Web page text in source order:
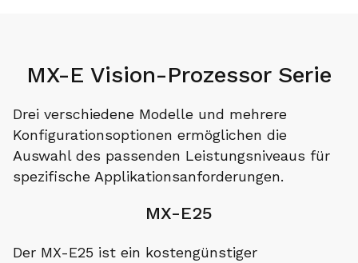
MX-E Vision-Prozessor Serie
Drei verschiedene Modelle und mehrere
Konfigurationsoptionen ermöglichen die
Auswahl des passenden Leistungsniveaus für
spezifische Applikationsanforderungen.
MX-E25
Der MX-E25 ist ein kostengünstiger